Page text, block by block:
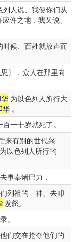
人说、我使你们从
许之地．我又说、
时候、百姓就放声而
〕．众人在那里向
为以色列人所行大
华。
一十岁就死了。
来有别的世代兴
以色列人所行的
事奉诸巴力．
列祖的 神、去叩
发怒。
。
们交在抢夺他们的